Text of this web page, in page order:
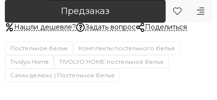
Предзаказ
Нашли дешевле? Задать вопрос Поделиться
Постельное белье
Комплекты постельного белья
Tivolyo Home
TIVOLYO HOME постельное белье
Сатин делюкс | Постельное белье